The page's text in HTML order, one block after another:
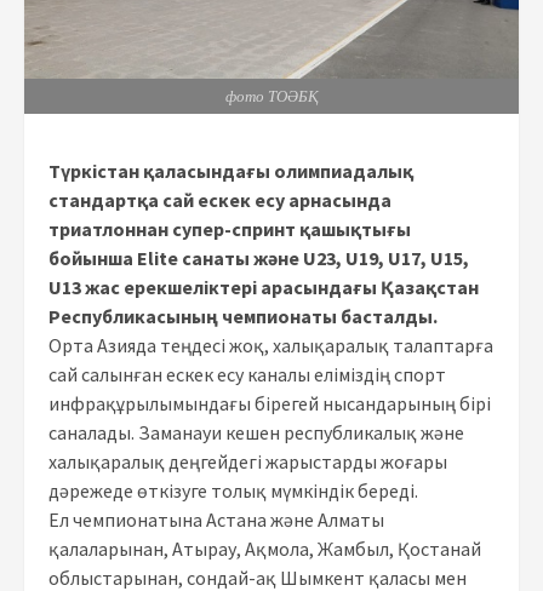
фото ТОӘБҚ
Түркістан қаласындағы олимпиадалық
стандартқа сай ескек есу арнасында
триатлоннан супер-спринт қашықтығы
бойынша Elite санаты және U23, U19, U17, U15,
U13 жас ерекшеліктері арасындағы Қазақстан
Республикасының чемпионаты басталды.
Орта Азияда теңдесі жоқ, халықаралық талаптарға
сай салынған ескек есу каналы еліміздің спорт
инфрақұрылымындағы бірегей нысандарының бірі
саналады. Заманауи кешен республикалық және
халықаралық деңгейдегі жарыстарды жоғары
дәрежеде өткізуге толық мүмкіндік береді.
Ел чемпионатына Астана және Алматы
қалаларынан, Атырау, Ақмола, Жамбыл, Қостанай
облыстарынан, сондай-ақ Шымкент қаласы мен